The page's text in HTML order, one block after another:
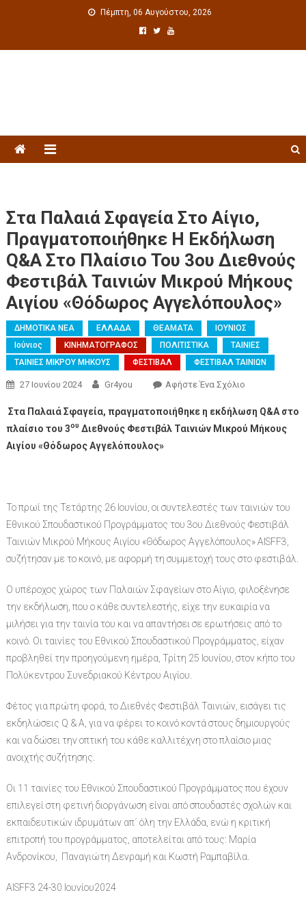
Πέμπτη, 06 Αυγούστου, 2026
Στα Παλαιά Σφαγεία Στο Αίγιο,
Πραγματοποιήθηκε Η Εκδήλωση
Q&A Στο Πλαίσιο Του 3ου Διεθνούς
Φεστιβάλ Ταινιών Μικρού Μήκους
Αιγίου «Θόδωρος Αγγελόπουλος»
ΔΗΜΟΤΙΚΑ ΝΕΑ ΕΛΛΑΔΑ ΘΕΑΜΑΤΑ
ΙΟΥΝΙΟΣ
Ιούνιος
ΚΙΝΗΜΑΤΟΓΡΑΦΟΣ ΠΟΛΙΤΙΣΤΙΚΑ
ΤΑΙΝΙΕΣ
ΤΑΙΝΙΕΣ ΜΙΚΡΟΥ ΜΗΚΟΥΣ
ΦΕΣΤΙΒΑΛ ΦΕΣΤΙΒΑΛ ΤΑΙΝΙΩΝ
27 Ιουνίου 2024 Gr4you Αφήστε Ένα Σχόλιο
Στα Παλαιά Σφαγεία, πραγματοποιήθηκε η εκδήλωση Q&Aστο
πλαίσιο του 3ου Διεθνούς Φεστιβάλ Ταινιών Μικρού Μήκους
Αιγίου «Θόδωρος Αγγελόπουλος»
Το πρωί της Τετάρτης 26 Ιουνίου, οι συντελεστές των ταινιών του
Εθνικού Σπουδαστικού Προγράμματος του 3ου Διεθνούς Φεστιβάλ
Ταινιών Μικρού Μήκους Αιγίου «Θόδωρος Αγγελόπουλος» AISFF3,
συζήτησαν με το κοινό, με αφορμή τη συμμετοχή τους στο φεστιβάλ.
Ο υπέροχος χώρος των Παλαιών Σφαγείων στο Αίγιο, φιλοξένησε
την εκδήλωση, που ο κάθε συντελεστής, είχε την ευκαιρία να
μιλήσει για την ταινία του και να απαντήσει σε ερωτήσεις από το
κοινό. Οι ταινίες του Εθνικού Σπουδαστικού Προγράμματος, είχαν
προβληθεί την προηγούμενη ημέρα, Τρίτη 25 Ιουνίου, στον κήπο του
Πολύκεντρου Συνεδριακού Κέντρου Αιγίου.
Φέτος για πρώτη φορά, το Διεθνές Φεστιβάλ Ταινιών, εισάγει τις
εκδηλώσεις Q & A, για να φέρει το κοινό κοντά στους δημιουργούς
και να δώσει την οπτική του κάθε καλλιτέχνη στο πλαίσιο μιας
ανοιχτής συζήτησης.
Οι 11 ταινίες του Εθνικού Σπουδαστικού Προγράμματος που έχουν
επιλεγεί στη φετινή διοργάνωση είναι από σπουδαστές σχολών και
εκπαιδευτικών ιδρυμάτων απ΄ όλη την Ελλάδα, ενώ η κριτική
επιτροπή του προγράμματος, αποτελείται από τoυς: Μαρία
Ανδρονίκου, Παναγιώτη Δενραμή και Κωστή Ραμπαβίλα.
AISFF3 24-30 Ιουνίου2024